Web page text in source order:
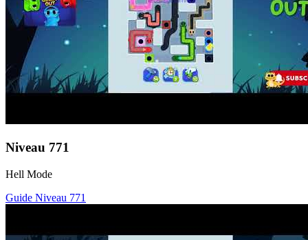
Niveau 771
Hell Mode
Guide Niveau 771